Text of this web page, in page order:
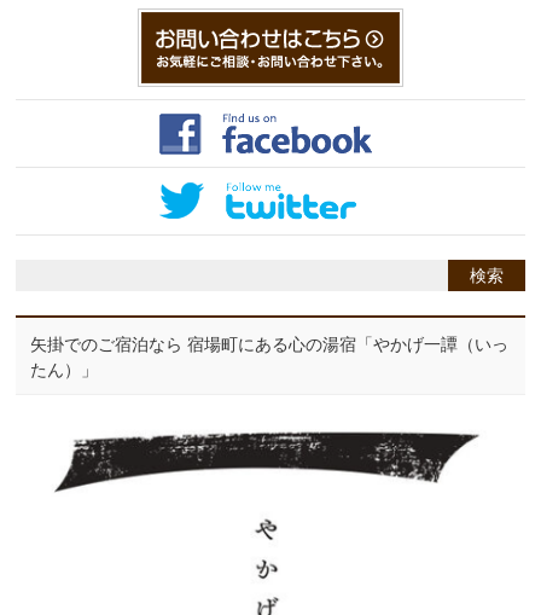
矢掛でのご宿泊なら 宿場町にある心の湯宿「やかげ一譚（いっ
たん）」